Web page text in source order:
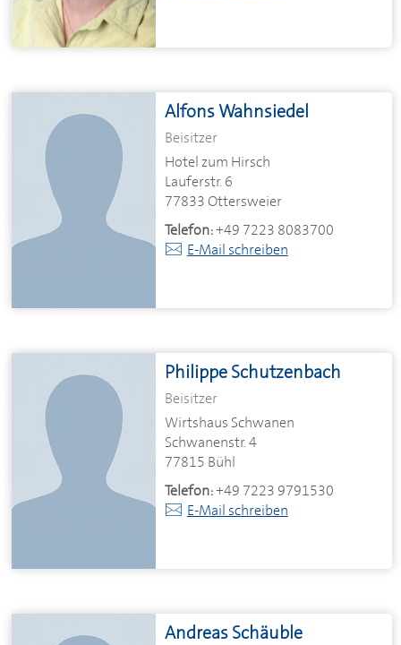
Alfons Wahnsiedel
Beisitzer
Hotel zum Hirsch
Lauferstr. 6
77833 Ottersweier
Telefon:+49 7223 8083700
E-Mail schreiben
Philippe Schutzenbach
Beisitzer
Wirtshaus Schwanen
Schwanenstr. 4
77815 Bühl
Telefon:+49 7223 9791530
E-Mail schreiben
Andreas Schäuble